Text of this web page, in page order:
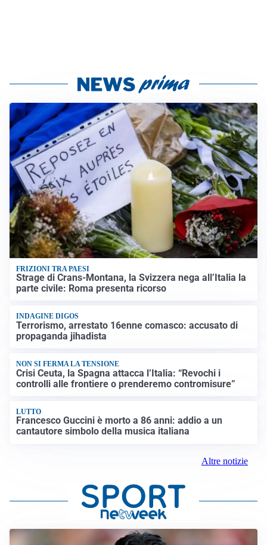
FRIZIONI TRA PAESI
Strage di Crans-Montana, la Svizzera nega all’Italia la
parte civile: Roma presenta ricorso
INDAGINE DIGOS
Terrorismo, arrestato 16enne comasco: accusato di
propaganda jihadista
NON SI FERMA LA TENSIONE
Crisi Ceuta, la Spagna attacca l’Italia: “Revochi i
controlli alle frontiere o prenderemo contromisure”
LUTTO
Francesco Guccini è morto a 86 anni: addio a un
cantautore simbolo della musica italiana
Altre notizie